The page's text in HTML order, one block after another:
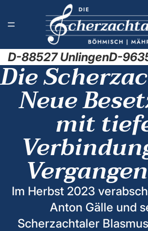
D-88527 UnlingenD-
Die
Neue
mit
Im Herbst 2023
Anton Gälle und
Scherzachtaler